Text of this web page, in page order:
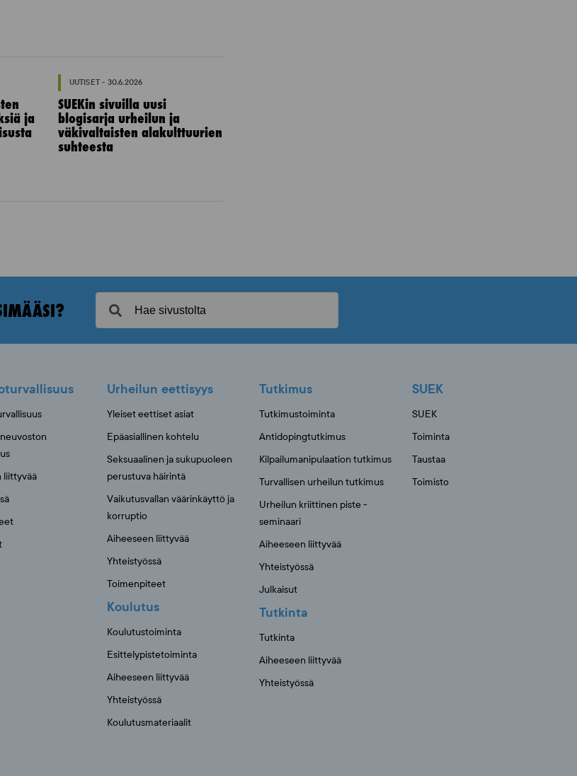
ja
UUTISET - 30.6.2026
SUEKin sivuilla uusi
blogisarja urheilun ja
väkivaltaisten alakulttuurien
suhteesta
liittyvää
Urheilun eettisyys
Yleiset eettiset asiat
Epäasiallinen kohtelu
Seksuaalinen ja sukupuoleen
perustuva häirintä
Vaikutusvallan väärinkäyttö ja
korruptio
Aiheeseen liittyvää
Yhteistyössä
Toimenpiteet
Koulutus
Koulutustoiminta
Esittelypistetoiminta
Aiheeseen liittyvää
Yhteistyössä
Koulutusmateriaalit
Tutkimus
Tutkimustoiminta
Antidopingtutkimus
Kilpailumanipulaation tutkimus
Turvallisen urheilun tutkimus
Urheilun kriittinen piste -
seminaari
Aiheeseen liittyvää
Yhteistyössä
Julkaisut
Tutkinta
Tutkinta
Aiheeseen liittyvää
Yhteistyössä
SUEK
SUEK
Toiminta
Taustaa
Toimisto